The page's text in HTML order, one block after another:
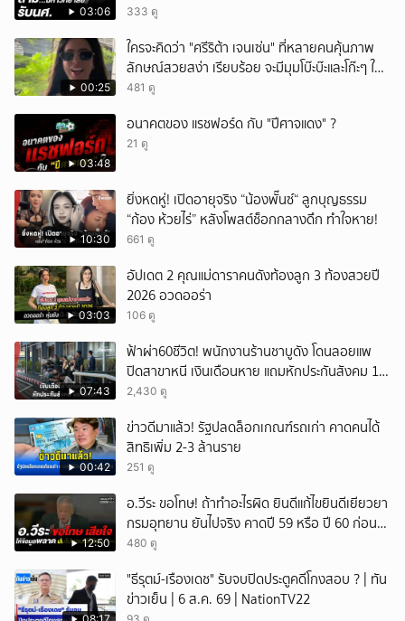
03:06 333 ดู
00:25
ใครจะคิดว่า "ศรีริต้า เจนเซ่น" ที่หลายคนคุ้นภาพ
ลักษณ์สวยสง่า เรียบร้อย จะมีมุมโบ๊ะบ๊ะและโก๊ะๆ ให้
ได้อมยิ้มเหมือนกัน งานนี้ทำเอาแฟนๆ ทั้งเอ็นดูทั้ง
481 ดู
03:48
อนาคตของ แรชฟอร์ด กับ "ปีศาจแดง" ?
21 ดู
10:30
ยิ่งหดหู่! เปิดอายุจริง “น้องพั๊นซ์“ ลูกบุญธรรม
“ก้อง ห้วยไร่” หลังโพสต์ช็อกกลางดึก ทำใจหาย!
661 ดู
03:03
อัปเดต 2 คุณแม่ดาราคนดังท้องลูก 3 ท้องสวยปี
2026 อวดออร่า
106 ดู
07:43
ฟ้าผ่า60ชีวิต! พนักงานร้านชาบูดัง โดนลอยแพ
ปิดสาขาหนี เงินเดือนหาย แถมหักประกันสังคม 11
เดือนแต่ไม่ส่ง?
2,430 ดู
00:42
ข่าวดีมาแล้ว! รัฐปลดล็อกเกณฑ์รถเก่า คาดคนได้
สิทธิเพิ่ม 2-3 ล้านราย
251 ดู
12:50
อ.วีระ ขอโทษ! ถ้าทำอะไรผิด ยินดีแก้ไขยินดีเยียวยา
กรมอุทยาน ยันไปจริง คาดปี 59 หรือ ปี 60 ก่อน
ปิดให้พัก
480 ดู
"ธีรุตม์-เรืองเดช" รับจบปิดประตูคดีโกงสอบ ? | ทัน
ข่าวเย็น | 6 ส.ค. 69 | NationTV22